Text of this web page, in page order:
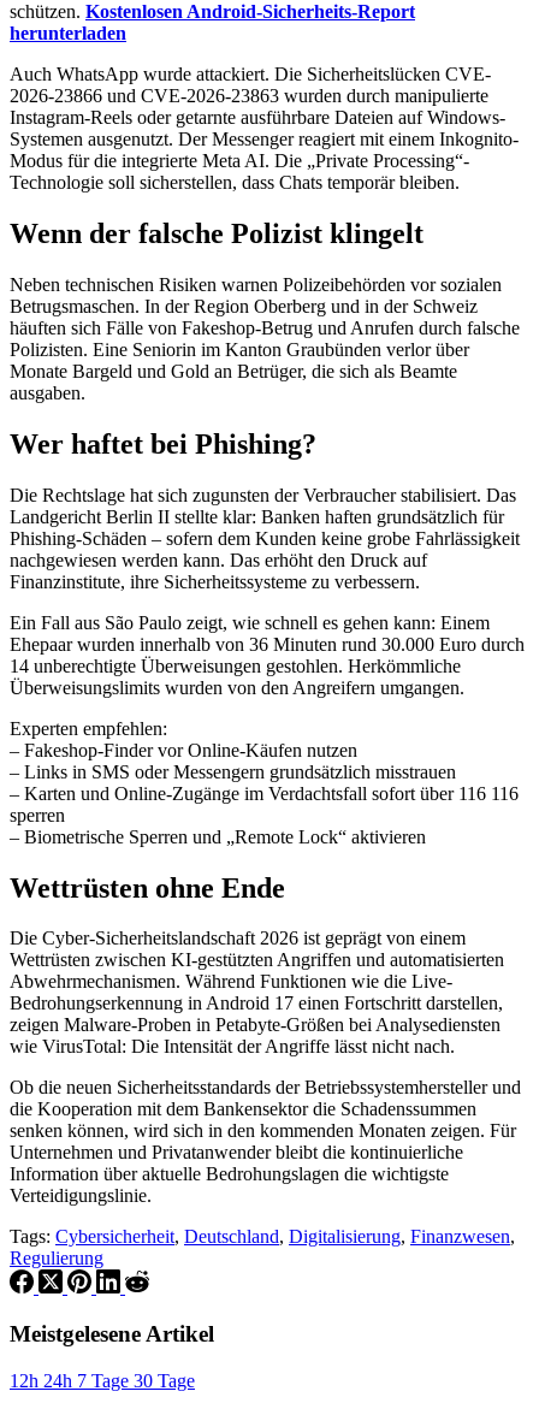
schützen. Kostenlosen Android-Sicherheits-Report
herunterladen
Auch WhatsApp wurde attackiert. Die Sicherheitslücken CVE-
2026-23866 und CVE-2026-23863 wurden durch manipulierte
Instagram-Reels oder getarnte ausführbare Dateien auf Windows-
Systemen ausgenutzt. Der Messenger reagiert mit einem Inkognito-
Modus für die integrierte Meta AI. Die „Private Processing“-
Technologie soll sicherstellen, dass Chats temporär bleiben.
Wenn der falsche Polizist klingelt
Neben technischen Risiken warnen Polizeibehörden vor sozialen
Betrugsmaschen. In der Region Oberberg und in der Schweiz
häuften sich Fälle von Fakeshop-Betrug und Anrufen durch falsche
Polizisten. Eine Seniorin im Kanton Graubünden verlor über
Monate Bargeld und Gold an Betrüger, die sich als Beamte
ausgaben.
Wer haftet bei Phishing?
Die Rechtslage hat sich zugunsten der Verbraucher stabilisiert. Das
Landgericht Berlin II stellte klar: Banken haften grundsätzlich für
Phishing-Schäden – sofern dem Kunden keine grobe Fahrlässigkeit
nachgewiesen werden kann. Das erhöht den Druck auf
Finanzinstitute, ihre Sicherheitssysteme zu verbessern.
Ein Fall aus São Paulo zeigt, wie schnell es gehen kann: Einem
Ehepaar wurden innerhalb von 36 Minuten rund 30.000 Euro durch
14 unberechtigte Überweisungen gestohlen. Herkömmliche
Überweisungslimits wurden von den Angreifern umgangen.
Experten empfehlen:
– Fakeshop-Finder vor Online-Käufen nutzen
– Links in SMS oder Messengern grundsätzlich misstrauen
– Karten und Online-Zugänge im Verdachtsfall sofort über 116 116
sperren
– Biometrische Sperren und „Remote Lock“ aktivieren
Wettrüsten ohne Ende
Die Cyber-Sicherheitslandschaft 2026 ist geprägt von einem
Wettrüsten zwischen KI-gestützten Angriffen und automatisierten
Abwehrmechanismen. Während Funktionen wie die Live-
Bedrohungserkennung in Android 17 einen Fortschritt darstellen,
zeigen Malware-Proben in Petabyte-Größen bei Analysediensten
wie VirusTotal: Die Intensität der Angriffe lässt nicht nach.
Ob die neuen Sicherheitsstandards der Betriebssystemhersteller und
die Kooperation mit dem Bankensektor die Schadenssummen
senken können, wird sich in den kommenden Monaten zeigen. Für
Unternehmen und Privatanwender bleibt die kontinuierliche
Information über aktuelle Bedrohungslagen die wichtigste
Verteidigungslinie.
Tags: Cybersicherheit, Deutschland, Digitalisierung, Finanzwesen,
Regulierung
Meistgelesene Artikel
12h 24h 7 Tage 30 Tage